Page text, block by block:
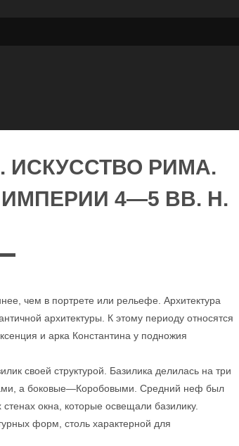
ИСКУССТВО РИМА.
4—5 ВВ. Н.
чем в портрете или рельефе. Архитектура
архитектуры. К этому периоду относятся
и арка Константина у подножия
своей структурой. Базилика делилась на три
а боковые—Коробовыми. Средний неф был
окна, которые освещали базилику.
форм, столь характерной для